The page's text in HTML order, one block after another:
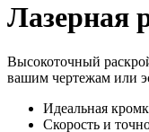
Лазерная
Высокоточный
вашим чертежам или
Идеальная
Скорость и